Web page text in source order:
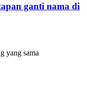
ganti nama di
orang yang sama